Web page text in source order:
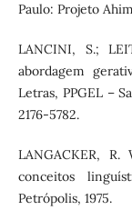
Paulo: Projeto
LANCINI, S.;
abordagem
Letras, PPGEL –
2176-5782.
LANGACKER,
conceitos
Petrópolis, 1975.